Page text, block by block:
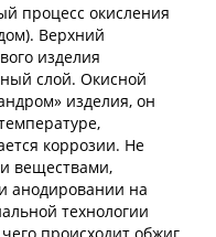
процесс окисления
Верхний
изделия
слой. Окисной
изделия, он
коррозии. Не
веществами,
анодировании на
технологии